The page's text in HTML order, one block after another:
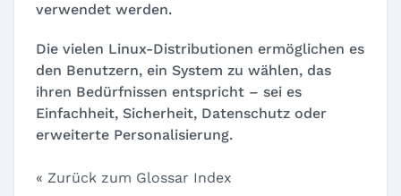
verwendet werden.
Die vielen Linux-Distributionen ermöglichen es
den Benutzern, ein System zu wählen, das
ihren Bedürfnissen entspricht – sei es
Einfachheit, Sicherheit, Datenschutz oder
erweiterte Personalisierung.
« Zurück zum Glossar Index